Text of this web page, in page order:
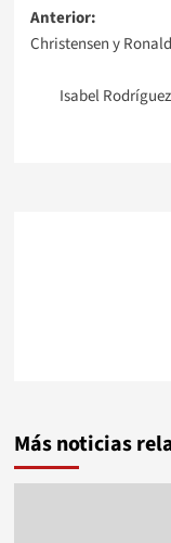
entradas
Anterior:
Christensen y
Isabel
Más noticias